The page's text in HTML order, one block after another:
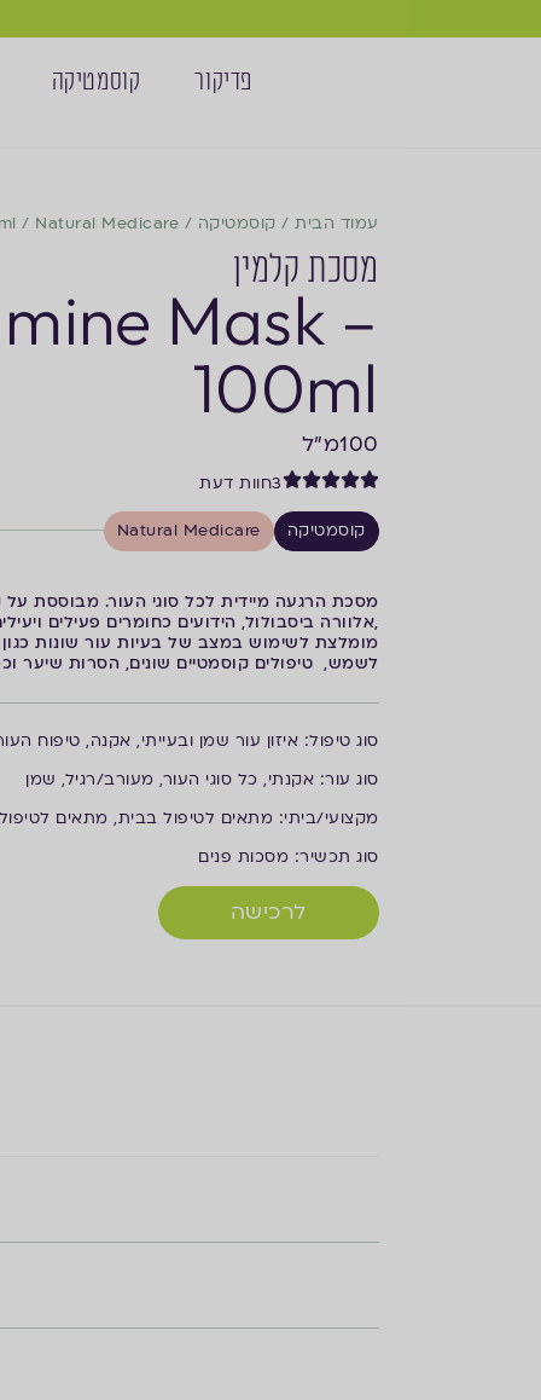
פדיקור קוסמטיקה
עמוד הבית/ קוסמטיקה /
Natural Medicare
/
מסכת קלמין
Mask –
100ml
100מ"ל
3חוות דעת
קוסמטיקה Natural Medicare
מסכת הרגעה מיידית לכל סוגי העור. מבוססת על
,אלוורה ביסבולול, הידועים כחומרים פעילים
מומלצת לשימוש במצב של בעיות עור שונות
לשמש, טיפולים קוסמטיים שונים, הסרות שיער
סוג טיפול: איזון עור שמן ובעייתי, אקנה, טיפוח
סוג עור: אקנתי, כל סוגי העור, מעורב/רגיל, שמן
מקצועי/ביתי: מתאים לטיפול בבית, מתאים
סוג תכשיר: מסכות פנים
לרכישה